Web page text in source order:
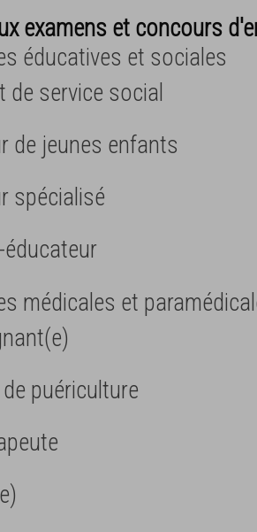
examens et concours
éducatives et sociales
service social
de jeunes enfants
spécialisé
médicales et
puériculture